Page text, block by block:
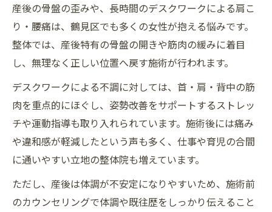
産後の骨盤の歪みや、長時間のデスクワークによる肩こ
り・腰痛は、鶴見区でも多くの女性が抱える悩みです。
整体では、産後特有の骨盤の開きや筋肉の緩みに着目
し、無理なく正しい位置へ戻す施術が行われます。
デスクワークによる不調に対しては、首・肩・背中の筋
肉を重点的にほぐし、姿勢改善をサポートするストレッ
チや運動指導も取り入れられています。施術後には痛み
や違和感が軽減したという声も多く、仕事や育児の合間
に通いやすい立地の整体院も増えています。
ただし、産後は体調が不安定になりやすいため、施術前
のカウンセリングで体調や既往歴をしっかり伝えること